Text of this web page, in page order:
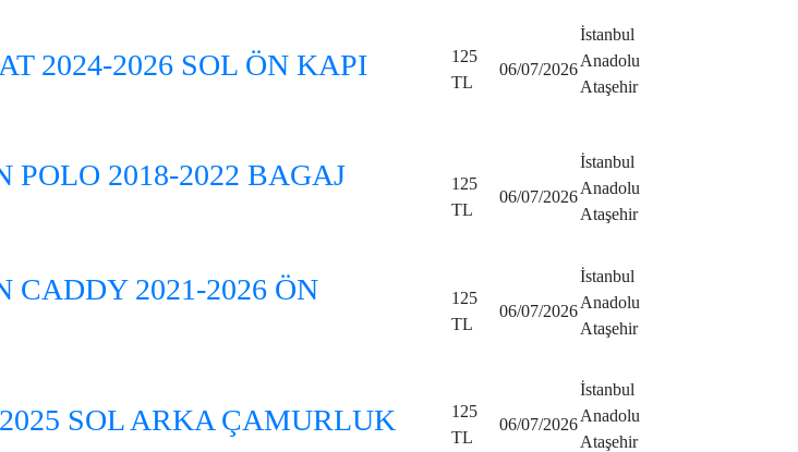
2024-2026 SOL ÖN KAPI
125
TL
06/07/2026
İstanbul
Anadolu
Ataşehir
POLO 2018-2022 BAGAJ
125
TL
06/07/2026
İstanbul
Anadolu
Ataşehir
CADDY 2021-2026 ÖN
125
TL
06/07/2026
İstanbul
Anadolu
Ataşehir
SOL ARKA ÇAMURLUK
125
TL
06/07/2026
İstanbul
Anadolu
Ataşehir